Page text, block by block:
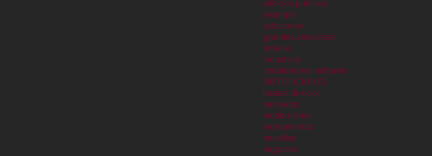
edificios publicos
eixample
estaciones
grandes almacenes
hoteles
industrias
instalaciones militares
INSTITUCIONES
locales de ocio
mercados
modernismo
monumentos
murallas
negocios